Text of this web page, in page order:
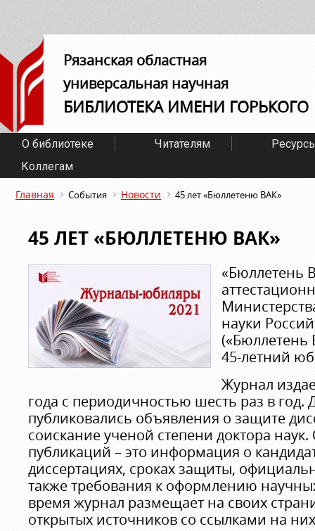
Рязанская областная
универсальная научная
БИБЛИОТЕКА ИМЕНИ ГОРЬКОГО
О библиотеке Читателям
Коллегам
Главная События Новости 45 лет «Бюллетеню ВАК»
45 ЛЕТ «БЮЛЛЕТЕНЮ ВАК»
«Бюллетень
науки
(«Бюллетень
45-летний
Журнал
года с периодичностью шесть раз в год.
публиковались объявления о защите
соискание ученой степени доктора
публикаций – это информация о
диссертациях, сроках защиты,
также требования к оформлению
время журнал размещает на своих
открытых источников со ссылками на